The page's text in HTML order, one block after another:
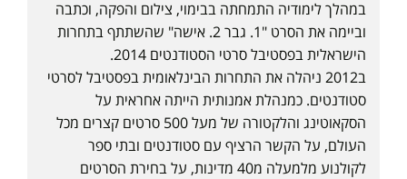
במהלך לימודיה התמחתה בבימוי, צילום והפקה, וכתבה
וביימה את הסרט "1. גבר 2. אישה" שהשתתף בתחרות
הישראלית בפסטיבל סרטי הסטודנטים 2014.
ב2012 ניהלה את התחרות הבינלאומית בפסטיבל לסרטי
סטודנטים. כמנהלת אמנותית הייתה אחראית על
הסקאוטינג והלקטורה של מעל 500 סרטים קצרים מכל
העולם, על הקשר הרציף עם סטודנטים ובתי ספר
לקולנוע מלמעלה מ40 מדינות, על בחירת הסרטים